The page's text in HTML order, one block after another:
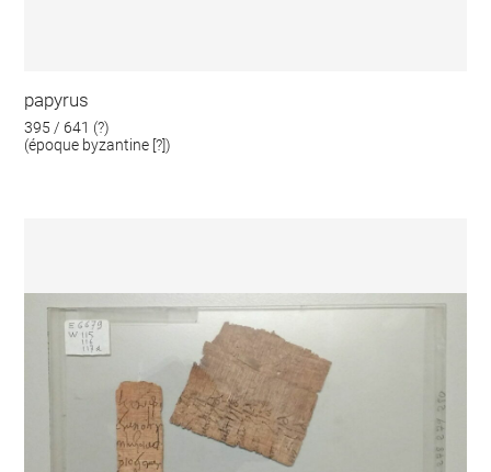
papyrus
395 / 641 (?)
(époque byzantine [?])